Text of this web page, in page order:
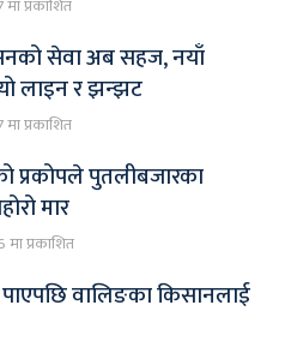
प्रकाशित
सेवा अब सहज, नयाँ
लाइन र झन्झट
प्रकाशित
प्रकोपले पुतलीबजारका
मार
प्रकाशित
वालिङका किसानलाई